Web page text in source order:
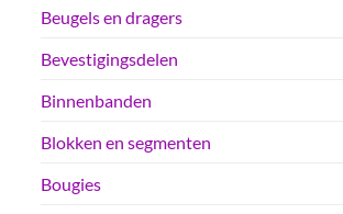
Beugels en dragers
Bevestigingsdelen
Binnenbanden
Blokken en segmenten
Bougies